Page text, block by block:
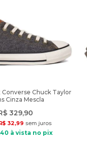
Converse Chuck Taylor
Cinza Mescla
329,90
32,99 sem juros
40 à vista no pix